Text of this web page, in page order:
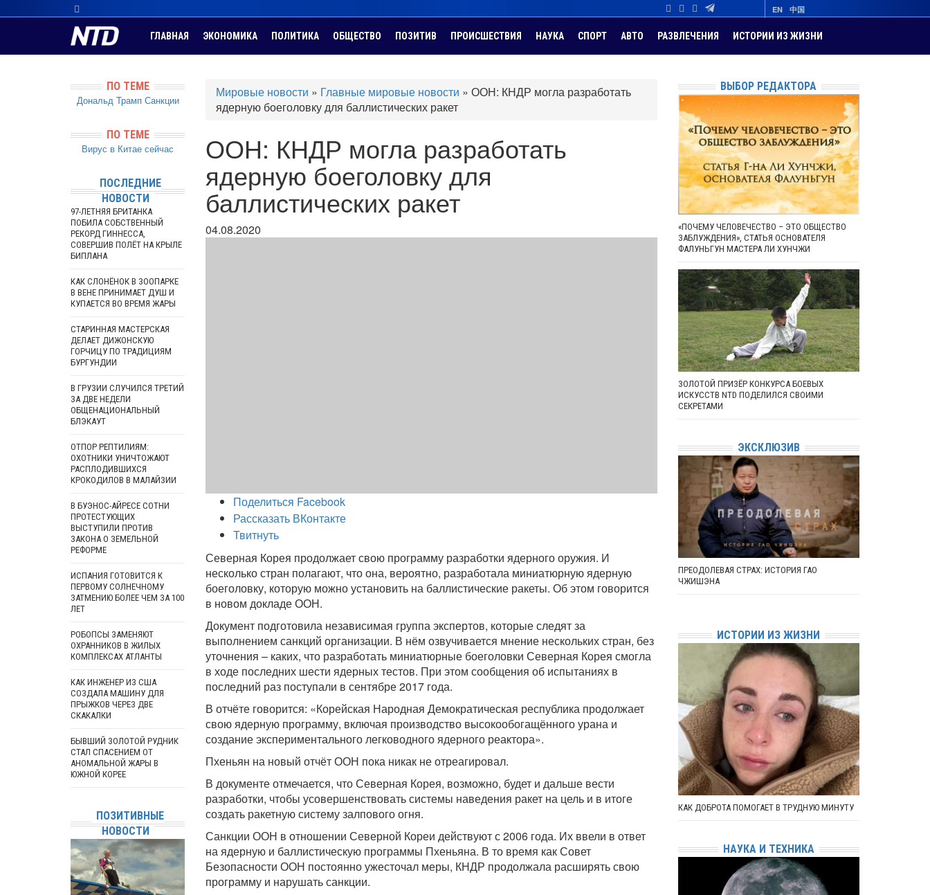
EN 中国
ГЛАВНАЯ ЭКОНОМИКА ПОЛИТИКА ОБЩЕСТВО ПОЗИТИВ ПРОИСШЕСТВИЯ НАУКА СПОРТ АВТО РАЗВЛЕЧЕНИЯ ИСТОРИИ ИЗ ЖИЗНИ
Мировые новости » Главные мировые новости » ООН: КНДР могла разработать
ядерную боеголовку для баллистических ракет
ООН: КНДР могла разработать
ядерную боеголовку для
баллистических ракет
04.08.2020
Поделиться Facebook
Рассказать ВКонтакте
Твитнуть
Северная Корея продолжает свою программу разработки ядерного оружия. И
несколько стран полагают, что она, вероятно, разработала миниатюрную ядерную
боеголовку, которую можно установить на баллистические ракеты. Об этом говорится
в новом докладе ООН.
Документ подготовила независимая группа экспертов, которые следят за
выполнением санкций организации. В нём озвучивается мнение нескольких стран, без
уточнения – каких, что разработать миниатюрные боеголовки Северная Корея смогла
в ходе последних шести ядерных тестов. При этом сообщения об испытаниях в
последний раз поступали в сентябре 2017 года.
В отчёте говорится: «Корейская Народная Демократическая республика продолжает
свою ядерную программу, включая производство высокообогащённого урана и
создание экспериментального легководного ядерного реактора».
Пхеньян на новый отчёт ООН пока никак не отреагировал.
В документе отмечается, что Северная Корея, возможно, будет и дальше вести
разработки, чтобы усовершенствовать системы наведения ракет на цель и в итоге
создать ракетную систему залпового огня.
Санкции ООН в отношении Северной Кореи действуют с 2006 года. Их ввели в ответ
на ядерную и баллистическую программы Пхеньяна. В то время как Совет
Безопасности ООН постоянно ужесточал меры, КНДР продолжала расширять свою
программу и нарушать санкции.
ПО ТЕМЕ
Дональд Трамп Санкции
ПО ТЕМЕ
Вирус в Китае сейчас
ПОСЛЕДНИЕ
НОВОСТИ
97-ЛЕТНЯЯ БРИТАНКА
ПОБИЛА СОБСТВЕННЫЙ
РЕКОРД ГИННЕССА,
СОВЕРШИВ ПОЛЁТ НА КРЫЛЕ
БИПЛАНА
КАК СЛОНЁНОК В ЗООПАРКЕ
В ВЕНЕ ПРИНИМАЕТ ДУШ И
КУПАЕТСЯ ВО ВРЕМЯ ЖАРЫ
СТАРИННАЯ МАСТЕРСКАЯ
ДЕЛАЕТ ДИЖОНСКУЮ
ГОРЧИЦУ ПО ТРАДИЦИЯМ
БУРГУНДИИ
В ГРУЗИИ СЛУЧИЛСЯ ТРЕТИЙ
ЗА ДВЕ НЕДЕЛИ
ОБЩЕНАЦИОНАЛЬНЫЙ
БЛЭКАУТ
ОТПОР РЕПТИЛИЯМ:
ОХОТНИКИ УНИЧТОЖАЮТ
РАСПЛОДИВШИХСЯ
КРОКОДИЛОВ В МАЛАЙЗИИ
В БУЭНОС-АЙРЕСЕ СОТНИ
ПРОТЕСТУЮЩИХ
ВЫСТУПИЛИ ПРОТИВ
ЗАКОНА О ЗЕМЕЛЬНОЙ
РЕФОРМЕ
ИСПАНИЯ ГОТОВИТСЯ К
ПЕРВОМУ СОЛНЕЧНОМУ
ЗАТМЕНИЮ БОЛЕЕ ЧЕМ ЗА 100
ЛЕТ
РОБОПСЫ ЗАМЕНЯЮТ
ОХРАННИКОВ В ЖИЛЫХ
КОМПЛЕКСАХ АТЛАНТЫ
КАК ИНЖЕНЕР ИЗ США
СОЗДАЛА МАШИНУ ДЛЯ
ПРЫЖКОВ ЧЕРЕЗ ДВЕ
СКАКАЛКИ
БЫВШИЙ ЗОЛОТОЙ РУДНИК
СТАЛ СПАСЕНИЕМ ОТ
АНОМАЛЬНОЙ ЖАРЫ В
ЮЖНОЙ КОРЕЕ
ПОЗИТИВНЫЕ
НОВОСТИ
ВЫБОР РЕДАКТОРА
«ПОЧЕМУ ЧЕЛОВЕЧЕСТВО – ЭТО ОБЩЕСТВО
ЗАБЛУЖДЕНИЯ», СТАТЬЯ ОСНОВАТЕЛЯ
ФАЛУНЬГУН МАСТЕРА ЛИ ХУНЧЖИ
ЗОЛОТОЙ ПРИЗЁР КОНКУРСА БОЕВЫХ
ИСКУССТВ NTD ПОДЕЛИЛСЯ СВОИМИ
СЕКРЕТАМИ
ЭКСКЛЮЗИВ
ПРЕОДОЛЕВАЯ СТРАХ: ИСТОРИЯ ГАО
ЧЖИШЭНА
ИСТОРИИ ИЗ ЖИЗНИ
КАК ДОБРОТА ПОМОГАЕТ В ТРУДНУЮ МИНУТУ
НАУКА И ТЕХНИКА